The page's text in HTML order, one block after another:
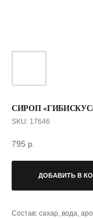
СИРОП «ГИБИСКУС»
SKU: 17646
795 р.
ДОБАВИТЬ В
Состав: сахар, вода,
С ЭТИМ ТОВАРОМ